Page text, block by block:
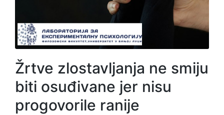
Žrtve zlostavljanja ne smiju
biti osuđivane jer nisu
progovorile ranije